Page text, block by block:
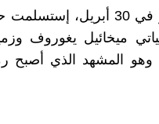
بحلول 2 مايو 1945، وبعد إنتحار هتلر في
ميخائيل يغوروف
وهو المشهد الذي أصبح